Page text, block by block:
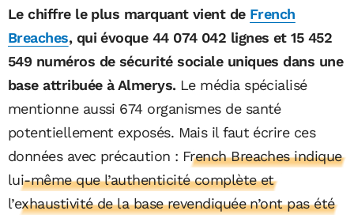
Le chiffre le plus marquant vient de French
Breaches, qui évoque 44 074 042 lignes et 15 452
549 numéros de sécurité sociale uniques dans une
base attribuée à Almerys. Le média spécialisé
mentionne aussi 674 organismes de santé
potentiellement exposés. Mais il faut écrire ces
données avec précaution : French Breaches indique
lui-même que l’authenticité complète et
l’exhaustivité de la base revendiquée n’ont pas été